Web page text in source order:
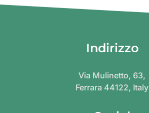
Indirizzo
Via Mulinetto, 63,
Ferrara 44122, Italy